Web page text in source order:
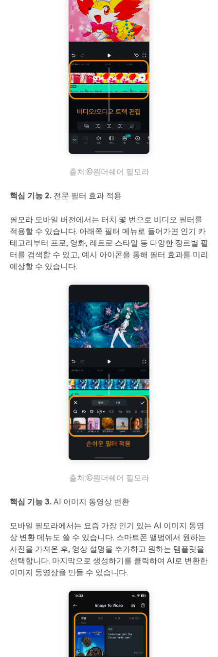
출처:©원더쉐어 필모라
핵심 기능 2. 전문 필터 효과 적용
필모라 모바일 버전에서는 터치 몇 번으로 비디오 필터를
적용할 수 있습니다. 아래쪽 필터 메뉴로 들어가면 인기 카
테고리부터 프로, 영화, 레트로 스타일 등 다양한 장르별 필
터를 검색할 수 있고, 예시 아이콘을 통해 필터 효과를 미리
예상할 수 있습니다.
출처:©원더쉐어 필모라
핵심 기능 3. AI 이미지 동영상 변환
모바일 필모라에서는 요즘 가장 인기 있는 AI 이미지 동영
상 변환 메뉴도 쓸 수 있습니다. 스마트폰 앨범에서 원하는
사진을 가져온 후, 영상 설명을 추가하고 원하는 템플릿을
선택합니다. 마지막으로 생성하기를 클릭하여 AI로 변환한
이미지 동영상을 만들 수 있습니다.